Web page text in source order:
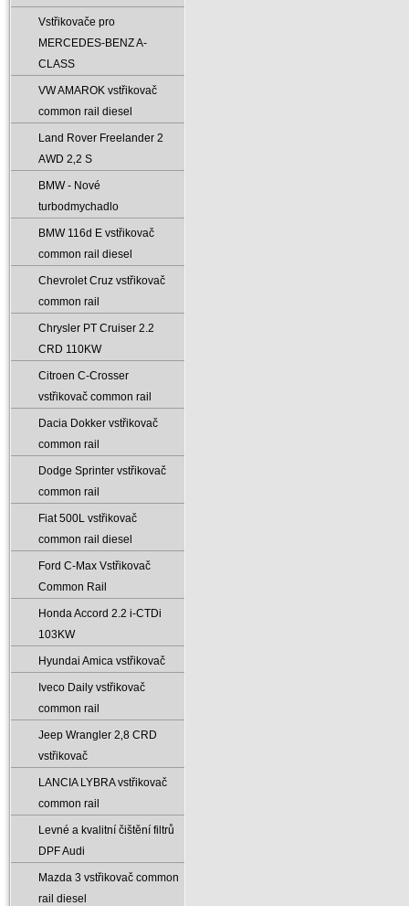
Vstřikovače pro
MERCEDES-BENZ A-
CLASS
VW AMAROK vstřikovač
common rail diesel
Land Rover Freelander 2
AWD 2‚2 S
BMW - Nové
turbodmychadlo
BMW 116d E vstřikovač
common rail diesel
Chevrolet Cruz vstřikovač
common rail
Chrysler PT Cruiser 2.2
CRD 110KW
Citroen C-Crosser
vstřikovač common rail
Dacia Dokker vstřikovač
common rail
Dodge Sprinter vstřikovač
common rail
Fiat 500L vstřikovač
common rail diesel
Ford C-Max Vstřikovač
Common Rail
Honda Accord 2.2 i-CTDi
103KW
Hyundai Amica vstřikovač
Iveco Daily vstřikovač
common rail
Jeep Wrangler 2‚8 CRD
vstřikovač
LANCIA LYBRA vstřikovač
common rail
Levné a kvalitní čištění filtrů
DPF Audi
Mazda 3 vstřikovač common
rail diesel